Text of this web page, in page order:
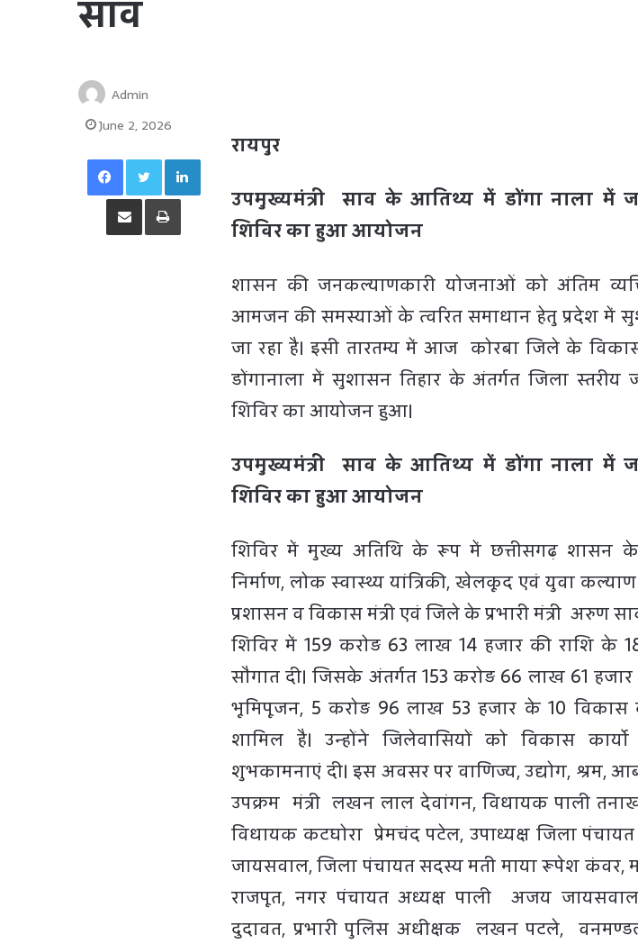
साव
रायपुर
उपमुख्यमंत्री साव के आतिथ्य में डोंगा नाला में
शिविर का हुआ आयोजन
शासन की जनकल्याणकारी योजनाओं को अंतिम
आमजन की समस्याओं के त्वरित समाधान हेतु प्रदेश में
जा रहा है। इसी तारतम्य में आज कोरबा जिले के
डोंगानाला में सुशासन तिहार के अंतर्गत जिला स्तरीय
शिविर का आयोजन हुआ।
उपमुख्यमंत्री साव के आतिथ्य में डोंगा नाला में
शिविर का हुआ आयोजन
शिविर में मुख्य अतिथि के रूप में छत्तीसगढ़ शासन के
निर्माण, लोक स्वास्थ्य यांत्रिकी, खेलकूद एवं युवा
प्रशासन व विकास मंत्री एवं जिले के प्रभारी मंत्री अरुण
शिविर में 159 करोड़ 63 लाख 14 हजार की राशि के
सौगात दी। जिसके अंतर्गत 153 करोड़ 66 लाख 61
भूमिपूजन, 5 करोड़ 96 लाख 53 हजार के 10 विकास
शामिल है। उन्होंने जिलेवासियों को विकास
शुभकामनाएं दी। इस अवसर पर वाणिज्य, उद्योग, श्रम,
उपक्रम मंत्री लखन लाल देवांगन, विधायक पाली
विधायक कटघोरा प्रेमचंद पटेल, उपाध्यक्ष जिला
जायसवाल, जिला पंचायत सदस्य मती माया रूपेश कंवर,
राजपूत, नगर पंचायत अध्यक्ष पाली अजय
दुदावत, प्रभारी पुलिस अधीक्षक लखन पटले,
Admin
June 2, 2026
Facebook Twitter LinkedIn
Share via Email Print